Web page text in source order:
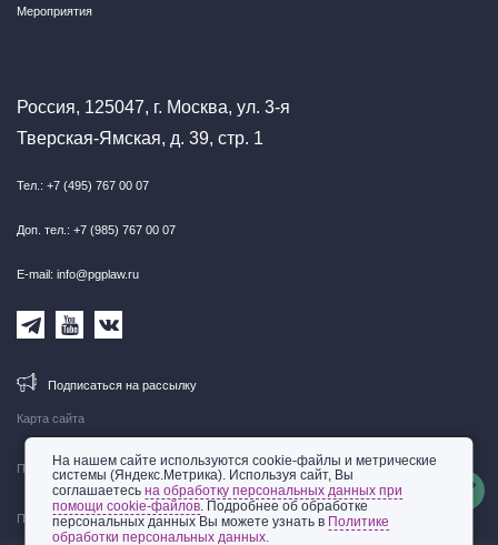
Карта сайта
Правовая информация
Политика обработки персональных данных
Мероприятия
Россия, 125047, г. Москва, ул. 3-я
Тверская-Ямская, д. 39, стр. 1
Тел.: +7 (495) 767 00 07
Доп. тел.: +7 (985) 767 00 07
E-mail: info@pgplaw.ru
Подписаться на рассылку
На нашем сайте используются cookie-файлы и метрические
системы (Яндекс.Метрика). Используя сайт, Вы
соглашаетесьна обработку персональных данных при
помощи cookie-файлов. Подробнее об обработке
персональных данных Вы можете узнать в Политике
обработки персональных данных.